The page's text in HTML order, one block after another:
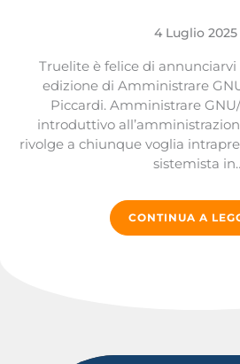
4 Luglio 2025
Truelite è felice di annunciarvi
edizione di Amministrare
Piccardi. Amministrare
introduttivo
rivolge a chiunque voglia
sistemista
CONTINUA A